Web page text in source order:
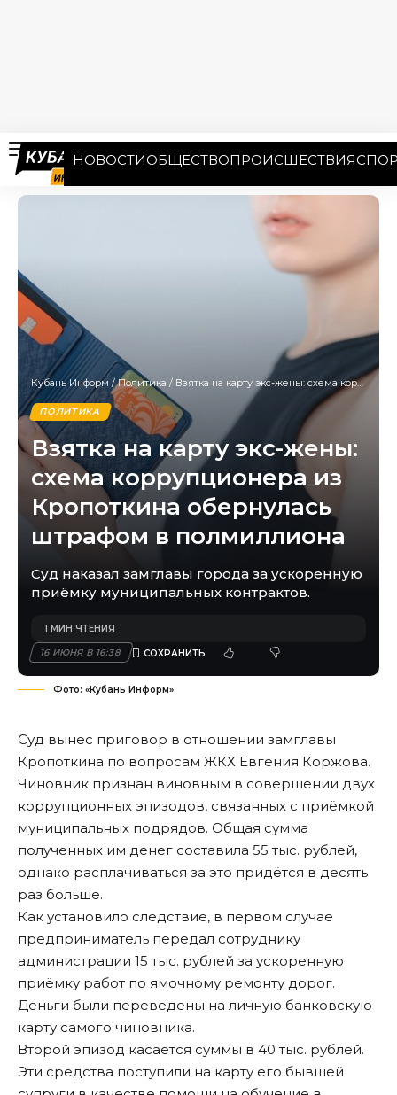
НОВОСТИОБЩЕСТВОПРОИСШЕСТВИЯ
Кубань Информ /Политика / Взятка на карту экс-жены: схема коррупционера из Кропоткина обернулась штрафом в полмиллиона
ПОЛИТИКА
Взятка на карту экс-жены:
схема коррупционера из
Кропоткина обернулась
штрафом в полмиллиона
Суд наказал замглавы города за ускоренную
приёмку муниципальных контрактов.
16 ИЮНЯ В 16:38
1 МИН ЧТЕНИЯ
Фото: «Кубань Информ»
Суд вынес приговор в отношении замглавы
Кропоткина по вопросам ЖКХ Евгения Коржова.
Чиновник признан виновным в совершении двух
коррупционных эпизодов, связанных с приёмкой
муниципальных подрядов. Общая сумма
полученных им денег составила 55 тыс. рублей,
однако расплачиваться за это придётся в десять
раз больше.
Как установило следствие, в первом случае
предприниматель передал сотруднику
администрации 15 тыс. рублей за ускоренную
приёмку работ по ямочному ремонту дорог.
Деньги были переведены на личную банковскую
карту самого чиновника.
Второй эпизод касается суммы в 40 тыс. рублей.
Эти средства поступили на карту его бывшей